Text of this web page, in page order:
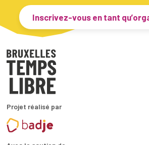
Inscrivez-vous en tant
Projet réalisé par